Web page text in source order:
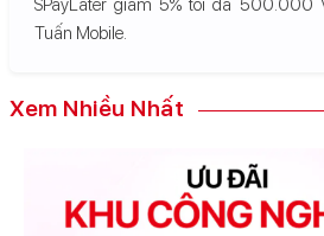
SPayLater giảm 5% tối đa 500.000
Tuấn Mobile.
Xem Nhiều Nhất